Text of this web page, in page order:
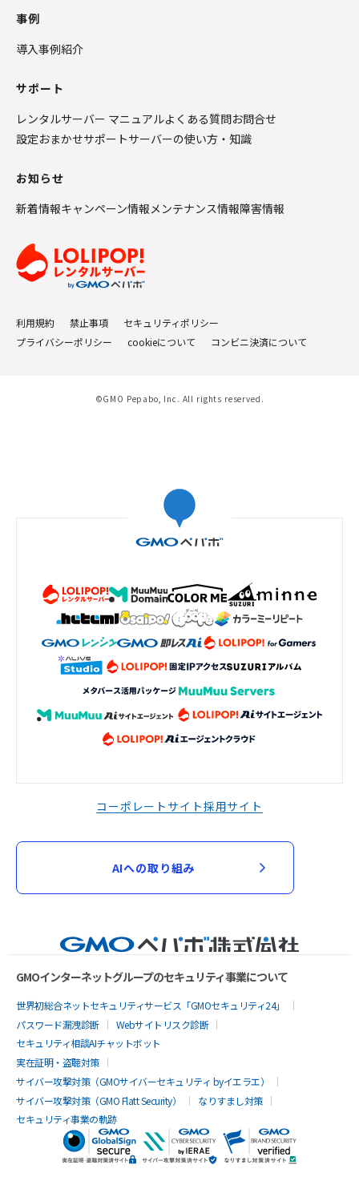
事例
導入事例紹介
サポート
レンタルサーバー マニュアルよくある質問お問合せ
設定おまかせサポートサーバーの使い方・知識
お知らせ
新着情報キャンペーン情報 メンテナンス情報障害情報
利用規約 禁止事項
セキュリティポリシー
プライバシーポリシー
cookieについて コンビニ決済について
©GMO Pepabo, Inc. All rights reserved.
コーポレートサイト採用サイト
AIへの取り組み
GMOインターネットグループのセキュリティ事業について
世界初総合ネットセキュリティサービス「GMOセキュリティ24」
パスワード漏洩診断
Webサイトリスク診断
セキュリティ相談AIチャットボット
実在証明・盗聴対策
サイバー攻撃対策（GMOサイバーセキュリティ byイエラエ）
サイバー攻撃対策（GMO Flatt Security）
なりすまし対策
セキュリティ事業の軌跡